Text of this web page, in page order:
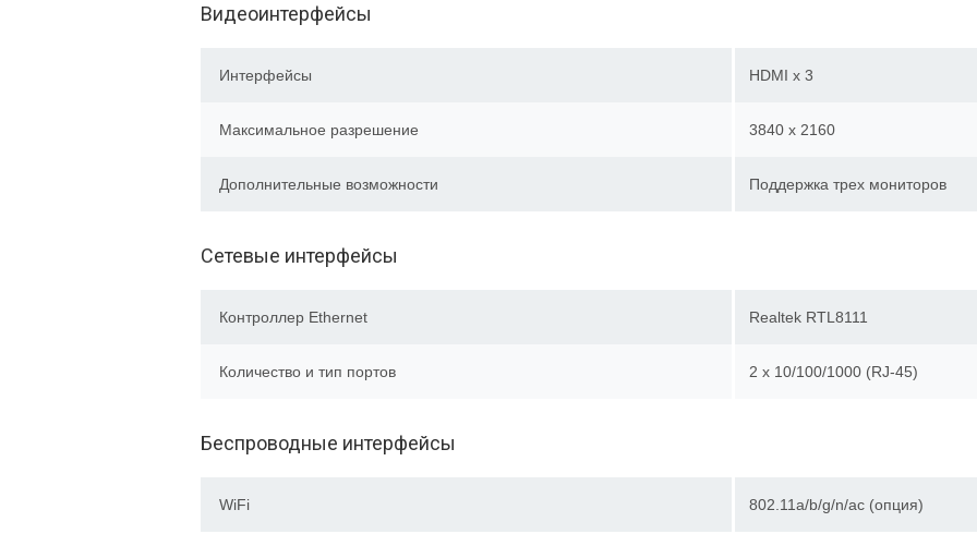
Видеоинтерфейсы
Интерфейсы HDMI х 3
Максимальное разрешение 3840 x 2160
Дополнительные возможности Поддержка трех мониторов
Сетевые интерфейсы
Контроллер Ethernet Realtek RTL8111
Количество и тип портов 2 х 10/100/1000 (RJ-45)
Беспроводные интерфейсы
WiFi 802.11a/b/g/n/ac (опция)